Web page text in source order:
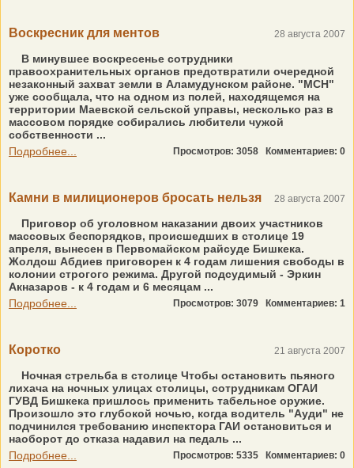
Воскресник для ментов 28 августа 2007
В минувшее воскресенье сотрудники
правоохранительных органов предотвратили очередной
незаконный захват земли в Аламудунском районе. "МСН"
уже сообщала, что на одном из полей, находящемся на
территории Маевской сельской управы, несколько раз в
массовом порядке собирались любители чужой
собственности ...
Подробнее...
Просмотров: 3058 Комментариев: 0
Камни в милиционеров бросать нельзя 28 августа 2007
Приговор об уголовном наказании двоих участников
массовых беспорядков, происшедших в столице 19
апреля, вынесен в Первомайском райсуде Бишкека.
Жолдош Абдиев приговорен к 4 годам лишения свободы в
колонии строгого режима. Другой подсудимый - Эркин
Акназаров - к 4 годам и 6 месяцам ...
Подробнее...
Просмотров: 3079 Комментариев: 1
Коротко 21 августа 2007
Ночная стрельба в столице Чтобы остановить пьяного
лихача на ночных улицах столицы, сотрудникам ОГАИ
ГУВД Бишкека пришлось применить табельное оружие.
Произошло это глубокой ночью, когда водитель "Ауди" не
подчинился требованию инспектора ГАИ остановиться и
наоборот до отказа надавил на педаль ...
Подробнее...
Просмотров: 5335 Комментариев: 0